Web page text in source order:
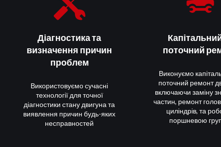
матеріали.
Щоб записатись на ремонт двигуна або
заповніть форму нижче.
Діагностика та
визначення причин
проблем
Використовуємо сучасні
технології для точної
діагностики стану двигуна та
виявлення причин будь-яких
несправностей
поточний
Виконуємо
поточний ремонт
включаючи заміну
частин, ремонт
циліндрів, та
поршневою